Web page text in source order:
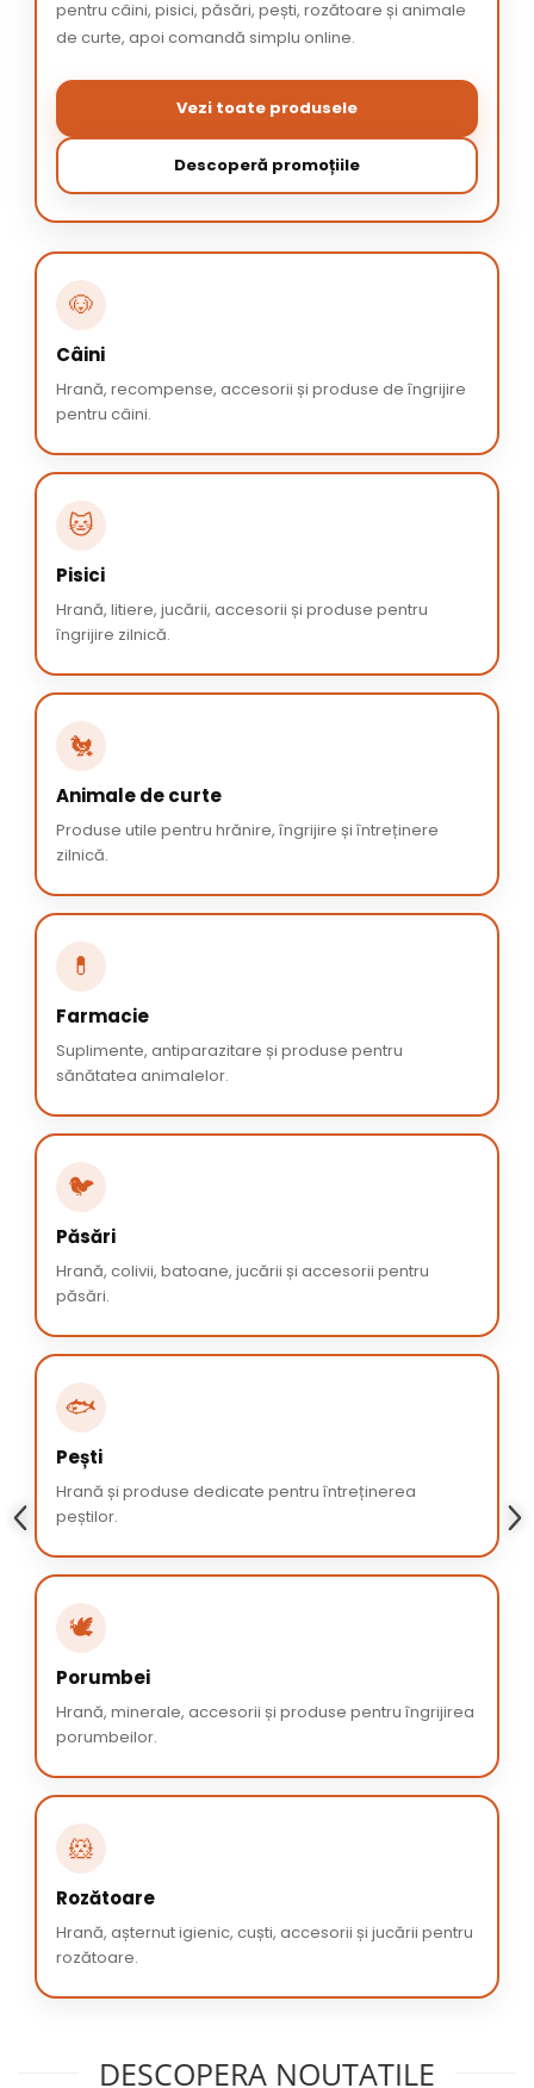
pentru câini, pisici, păsări, pești, rozătoare și animale
de curte, apoi comandă simplu online.
Vezi toate produsele
Descoperă promoțiile
🐶
Câini
Hrană, recompense, accesorii și produse de îngrijire
pentru câini.
🐱
Pisici
Hrană, litiere, jucării, accesorii și produse pentru
îngrijire zilnică.
🐔
Animale de curte
Produse utile pentru hrănire, îngrijire și întreținere
zilnică.
💊
Farmacie
Suplimente, antiparazitare și produse pentru
sănătatea animalelor.
🐦
Păsări
Hrană, colivii, batoane, jucării și accesorii pentru
păsări.
🐟
Pești
Hrană și produse dedicate pentru întreținerea
peștilor.
🕊️
Porumbei
Hrană, minerale, accesorii și produse pentru îngrijirea
porumbeilor.
🐹
Rozătoare
Hrană, așternut igienic, cuști, accesorii și jucării pentru
rozătoare.
DESCOPERA NOUTATILE